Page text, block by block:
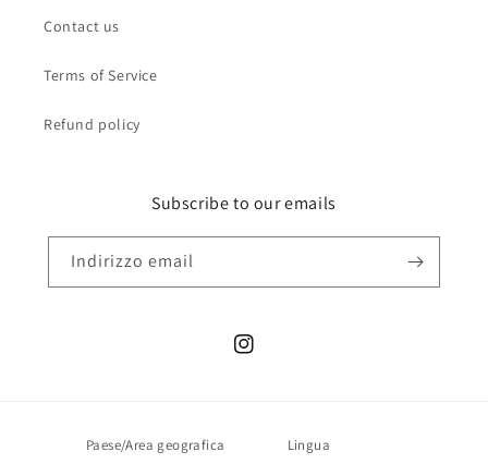
Contact us
Terms of Service
Refund policy
Subscribe to our emails
Indirizzo email
Instagram
Paese/Area geografica Lingua